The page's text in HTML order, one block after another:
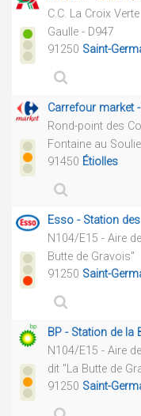
C.C. La Croix
Gaulle - D947
91250 Saint-
Carrefour market
Rond-point des
Fontaine au
91450 Étiolles
Esso - Station
N104/E15 - Aire
Butte de Gravois"
91250 Saint-
BP - Station de la
N104/E15 - Aire
dit "La Butte de
91250 Saint-